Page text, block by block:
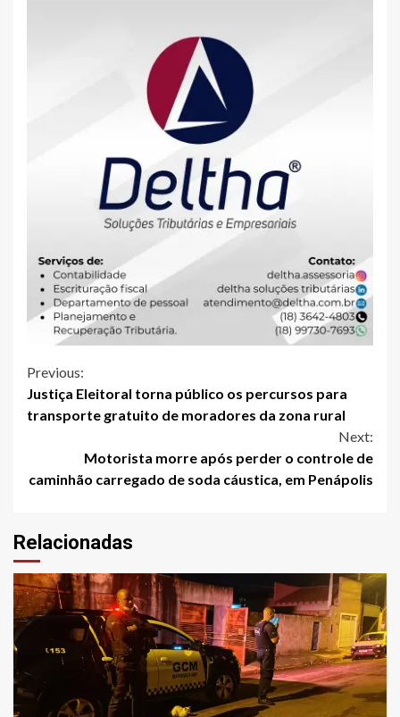
Continue
Reading
Previous:
Justiça Eleitoral torna público os percursos para
transporte gratuito de moradores da zona rural
Next:
Motorista morre após perder o controle de
caminhão carregado de soda cáustica, em Penápolis
Relacionadas